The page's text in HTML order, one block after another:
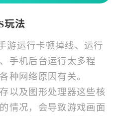
玩法
游运行卡顿掉线、运行
手机后台运行太多程
种网络原因有关。
以及图形处理器这些核
情况，会导致游戏画面